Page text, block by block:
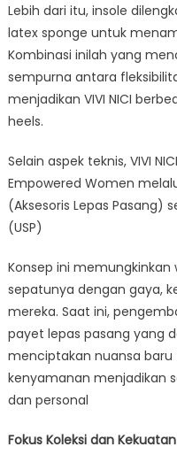
Lebih dari itu, insole
latex sponge untuk
Kombinasi inilah yang
sempurna antara
menjadikan VIVI NICI
heels.
Selain aspek teknis, VIVI
Empowered Women
(Aksesoris Lepas Pasang)
(USP)
Konsep ini
sepatunya dengan gaya,
mereka. Saat ini,
payet lepas pasang yang
menciptakan nuansa
kenyamanan menjadikan
dan personal
Fokus Koleksi dan